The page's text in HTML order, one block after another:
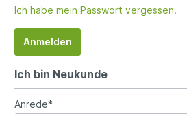
Ich habe mein Passwort vergessen.
Anmelden
Ich bin Neukunde
Anrede*